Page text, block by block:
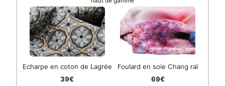
Echarpe en coton de Lagrée
39€
Foulard en soie Chang raï
69€